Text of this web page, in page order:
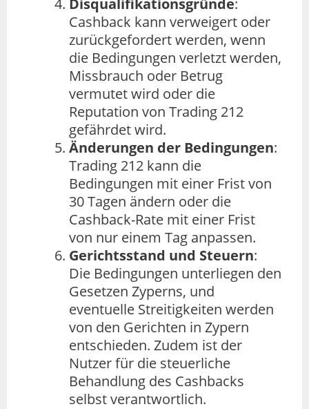
Cashback kann verweigert oder
zurückgefordert werden, wenn
die Bedingungen verletzt werden,
Missbrauch oder Betrug
vermutet wird oder die
Reputation von Trading 212
gefährdet wird.
Änderungen der Bedingungen:
Trading 212 kann die
Bedingungen mit einer Frist von
30 Tagen ändern oder die
Cashback-Rate mit einer Frist
von nur einem Tag anpassen.
Gerichtsstand und Steuern:
Die Bedingungen unterliegen den
Gesetzen Zyperns, und
eventuelle Streitigkeiten werden
von den Gerichten in Zypern
entschieden. Zudem ist der
Nutzer für die steuerliche
Behandlung des Cashbacks
selbst verantwortlich.